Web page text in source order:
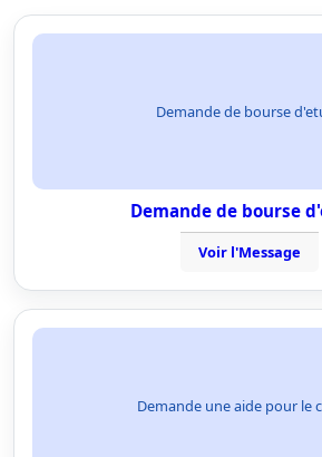
Demande de bourse
Demande de bourse
Voir l'Message
Demande une aide pour le